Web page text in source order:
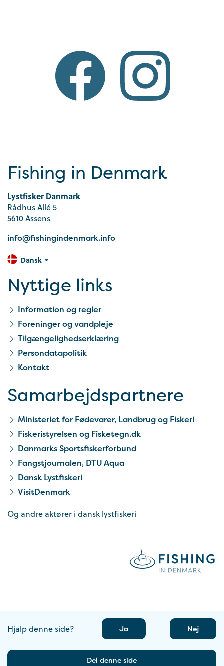
Fishing in Denmark
Lystfisker Danmark
Rådhus Allé 5
5610 Assens
info@fishingindenmark.info
Dansk
Nyttige links
Information og regler
Foreninger og vandpleje
Tilgængelighedserklæring
Persondatapolitik
Kontakt
Samarbejds­partnere
Ministeriet for Fødevarer, Landbrug og Fiskeri
Fiskeristyrelsen og Fisketegn.dk
Danmarks Sportsfiskerforbund
Fangstjournalen, DTU Aqua
Dansk Lystfiskeri
VisitDenmark
Og andre aktører i dansk lystfiskeri
Hjalp denne side? Ja Nej
Del denne side